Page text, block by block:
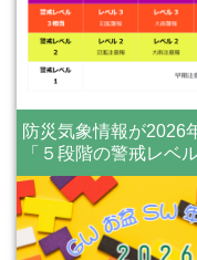
防災気象情報が
「５段階の警戒レベ